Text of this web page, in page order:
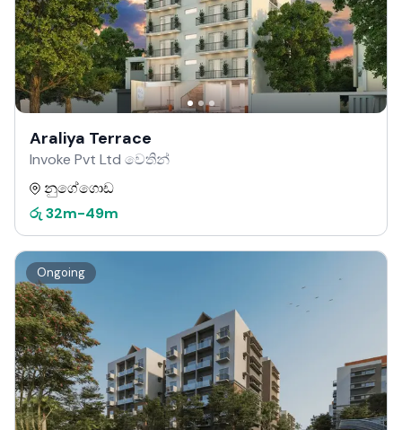
Araliya Terrace
Invoke Pvt Ltd වෙතින්
නුගේගොඩ
රු 32m-49m
Ongoing